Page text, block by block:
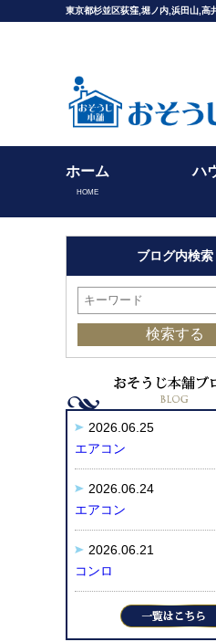
東京都杉並区荻窪,堀ノ内,浜田山,高
ホーム
HOME
ハ
ブログ内検索
2026.06.25
エアコン
2026.06.24
エアコン
2026.06.21
コンロ